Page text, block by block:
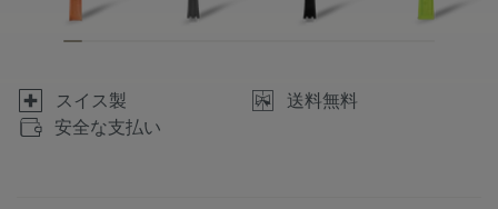
スイス製
送料無料
安全な支払い